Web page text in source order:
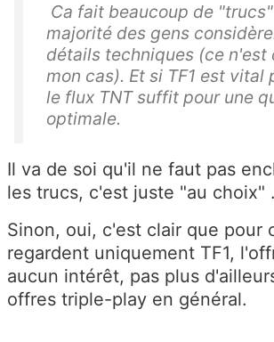
Ca fait beaucoup de
majorité des gens
détails techniques (ce n'est
mon cas). Et si TF1 est vital
le flux TNT suffit pour une
optimale.
Il va de soi qu'il ne faut pas
les trucs, c'est juste "au choix"
Sinon, oui, c'est clair que pour
regardent uniquement TF1,
aucun intérêt, pas plus
offres triple-play en général.